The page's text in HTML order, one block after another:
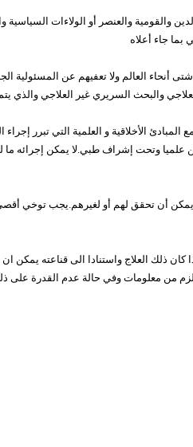
لعوامل تتعلق بالدين والقومية والعنصر أو الولاءات
بما جاء أعلاه
فقط دليلا للأطباء في شتى أنحاء العالم ولا تعفيهم عن
والبحث السريري غير العلاجي والذي
أن ينسجم البحث مع المبادئ الأخلاقية و العلمية
وتحت إشراف طبي.لا يمكن إجرائه ما
أن تحقق لهم أو لغيرهم.يجب توخي
ذلك العلاج واستنادا الى قناعته يمكن ان
يلزم من معلومات وفي حالة عدم القدرة